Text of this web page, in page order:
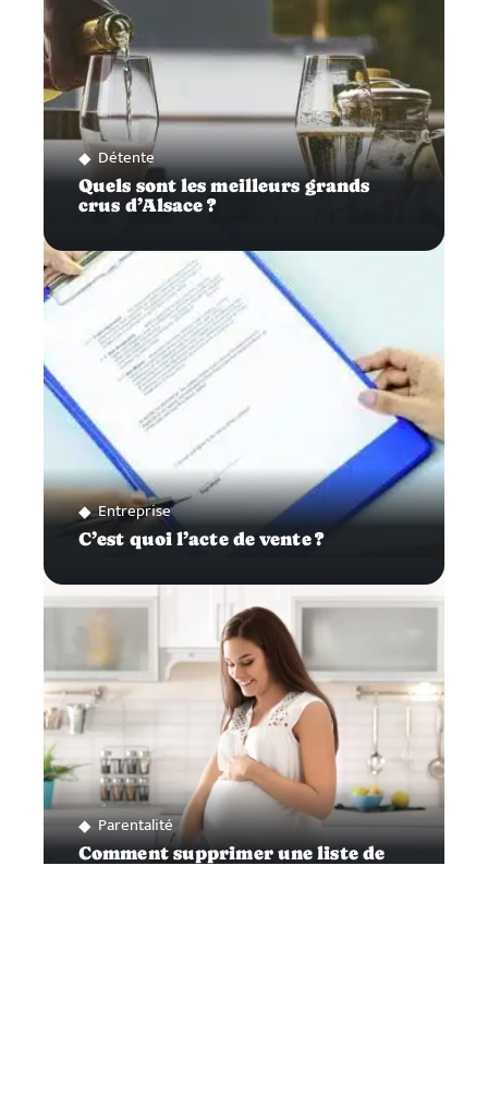
Détente
Quels sont les meilleurs grands
crus d’Alsace ?
Entreprise
C’est quoi l’acte de vente ?
Parentalité
Comment supprimer une liste de